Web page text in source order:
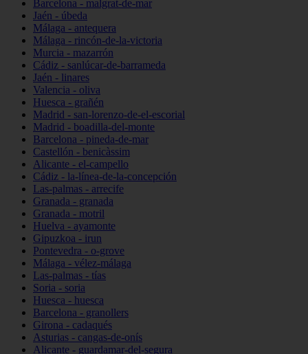
Barcelona - malgrat-de-mar
Jaén - úbeda
Málaga - antequera
Málaga - rincón-de-la-victoria
Murcia - mazarrón
Cádiz - sanlúcar-de-barrameda
Jaén - linares
Valencia - oliva
Huesca - grañén
Madrid - san-lorenzo-de-el-escorial
Madrid - boadilla-del-monte
Barcelona - pineda-de-mar
Castellón - benicàssim
Alicante - el-campello
Cádiz - la-línea-de-la-concepción
Las-palmas - arrecife
Granada - granada
Granada - motril
Huelva - ayamonte
Gipuzkoa - irun
Pontevedra - o-grove
Málaga - vélez-málaga
Las-palmas - tías
Soria - soria
Huesca - huesca
Barcelona - granollers
Girona - cadaqués
Asturias - cangas-de-onís
Alicante - guardamar-del-segura